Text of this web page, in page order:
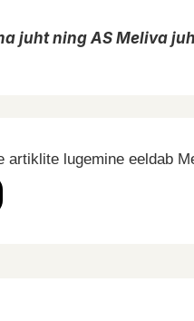
juht ning AS Meliva
lugemine eeldab